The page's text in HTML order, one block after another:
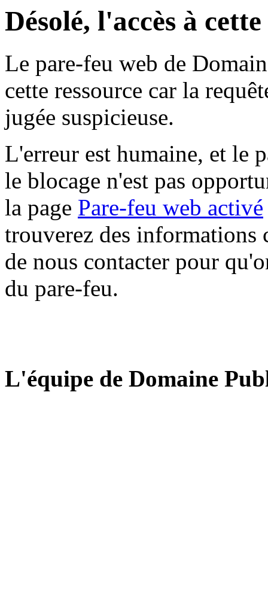
Désolé, l'accès à
Le pare-feu web de
cette ressource car la
jugée suspicieuse.
L'erreur est humaine, et le
le blocage n'est pas
la page Pare-feu web activé
trouverez des informations
de nous contacter pour
du pare-feu.
L'équipe de Domaine